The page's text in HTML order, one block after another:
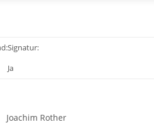
Signatur:
Ja
Joachim Rother